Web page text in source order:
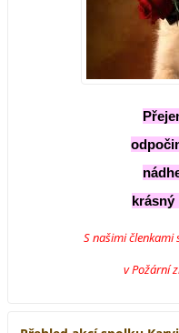
krásný
S našimi členkami
v Požární